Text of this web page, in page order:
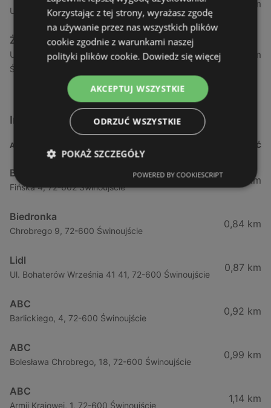
Ul. Armii Krajowej 12 / 1a, 72-600 Świnoujście
1,04 km
Żabka
Ul. Wybrzeże Wł. Iv 26/27 Lok. Lu, 72-600
Świnoujście
1,05 km
Inne sklepy Supermarkety w pobliżu
ADRES ODLEGŁOŚĆ
Biedronka
Fińska 4, 72-602 Świnoujście
0,23 km
Biedronka
Chrobrego 9, 72-600 Świnoujście
0,84 km
Lidl
Ul. Bohaterów Września 41 41, 72-600 Świnoujście
0,87 km
ABC
Barlickiego, 4, 72-600 Świnoujście
0,92 km
ABC
Bolesława Chrobrego, 18, 72-600 Świnoujście
0,99 km
ABC
Armii Krajowej, 1, 72-600 Świnoujście
1,14 km
Korzystając z tej strony, wyrażasz zgodę
na używanie przez nas wszystkich plików
cookie zgodnie z warunkami naszej
polityki plików cookie. Dowiedz się więcej
AKCEPTUJ WSZYSTKIE
ODRZUĆ WSZYSTKIE
POKAŻ SZCZEGÓŁY
POWERED BY COOKIESCRIPT